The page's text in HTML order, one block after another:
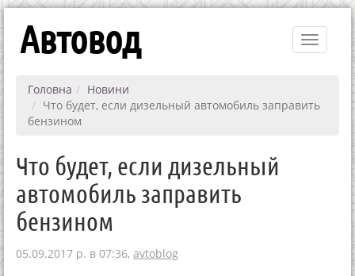
Toggle
Автовод
Головна
Новини
Что будет, если дизельный автомобиль заправить
бензином
Что будет, если дизельный
автомобиль заправить
бензином
05.09.2017 р. в 07:36, avtoblog